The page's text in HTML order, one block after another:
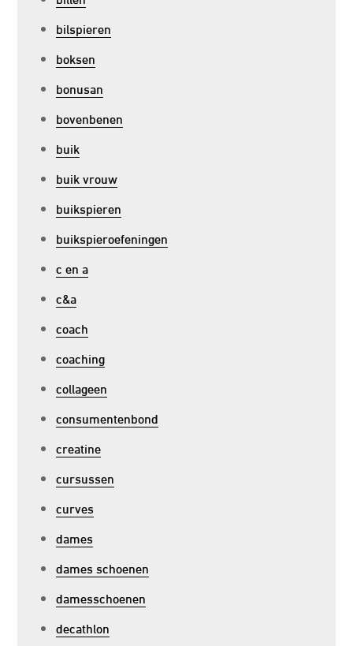
bilspieren
boksen
bonusan
bovenbenen
buik
buik vrouw
buikspieren
buikspieroefeningen
c en a
c&a
coach
coaching
collageen
consumentenbond
creatine
cursussen
curves
dames
dames schoenen
damesschoenen
decathlon